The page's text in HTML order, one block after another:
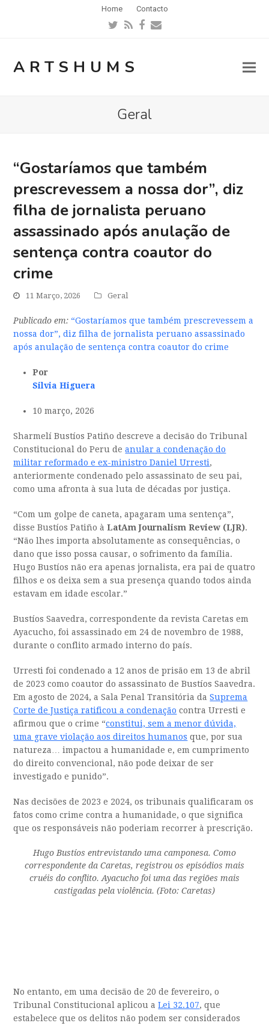
Home Contacto
Twitter
RSSFacebook
Email
ARTSHUMS
Geral
“Gostaríamos que também
prescrevessem a nossa dor”, diz
filha de jornalista peruano
assassinado após anulação de
sentença contra coautor do
crime
11 Março, 2026 Geral
Publicado em: “Gostaríamos que também prescrevessem a
nossa dor”, diz filha de jornalista peruano assassinado
após anulação de sentença contra coautor do crime
Por
Silvia Higuera
10 março, 2026
Sharmelí Bustíos Patiño descreve a decisão do Tribunal
Constitucional do Peru deanular a condenação do
militar reformado e ex-ministro Daniel Urresti,
anteriormente condenado pelo assassinato de seu pai,
como uma afronta à sua luta de décadas por justiça.
“Com um golpe de caneta, apagaram uma sentença”,
disse Bustíos Patiño àLatAm Journalism Review (LJR).
“Não lhes importa absolutamente as consequências, o
dano que isso possa causar, o sofrimento da família.
Hugo Bustíos não era apenas jornalista, era pai de quatro
filhos e os deixa sem a sua presença quando todos ainda
estavam em idade escolar.”
Bustíos Saavedra, correspondente da revista Caretas em
Ayacucho, foi assassinado em 24 de novembro de 1988,
durante o conflito armado interno do país.
Urresti foi condenado a 12 anos de prisão em 13 de abril
de 2023 como coautor do assassinato de Bustíos Saavedra.
Em agosto de 2024, a Sala Penal Transitória daSuprema
Corte de Justiça ratificou a condenação contra Urresti e
afirmou que o crime “constitui, sem a menor dúvida,
uma grave violação aos direitos humanos que, por sua
natureza… impactou a humanidade e, em cumprimento
do direito convencional, não pode deixar de ser
investigado e punido”.
Nas decisões de 2023 e 2024, os tribunais qualificaram os
fatos como crime contra a humanidade, o que significa
que os responsáveis não poderiam recorrer à prescrição.
Hugo Bustíos entrevistando uma camponesa. Como
correspondente da Caretas, registrou os episódios mais
cruéis do conflito. Ayacucho foi uma das regiões mais
castigadas pela violência. (Foto: Caretas)
No entanto, em uma decisão de 20 de fevereiro, o
Tribunal Constitucional aplicou aLei 32.107, que
estabelece que os delitos não podem ser considerados